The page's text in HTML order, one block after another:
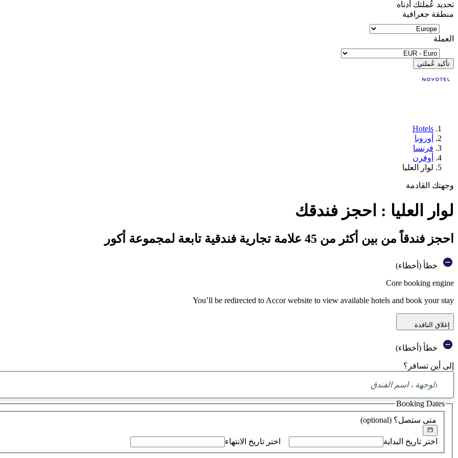
تحديد عُملتك أدناه
منطقة جغرافية
العملة
تأكيد عُملتي
Hotels
أوروبا
فرنسا
أوفرن
لوار العليا
وجهتك القادمة
لوار العليا : احجز فندقك
احجز فندقاً من بين أكثر من 45 علامة تجارية فندقية تابعة لمجموعة أكور
خطأ (أخطاء)
Core booking engine
You’ll be redirected to Accor website to view available hotels and book your stay
إغلاق النافذة
خطأ (أخطاء)
إلى أين تسافر؟
العثور
على
اقتراح
متى ستصل؟ (optional)
اختر تاريخ البداية اختر تاريخ الانتهاء
Booking Dates